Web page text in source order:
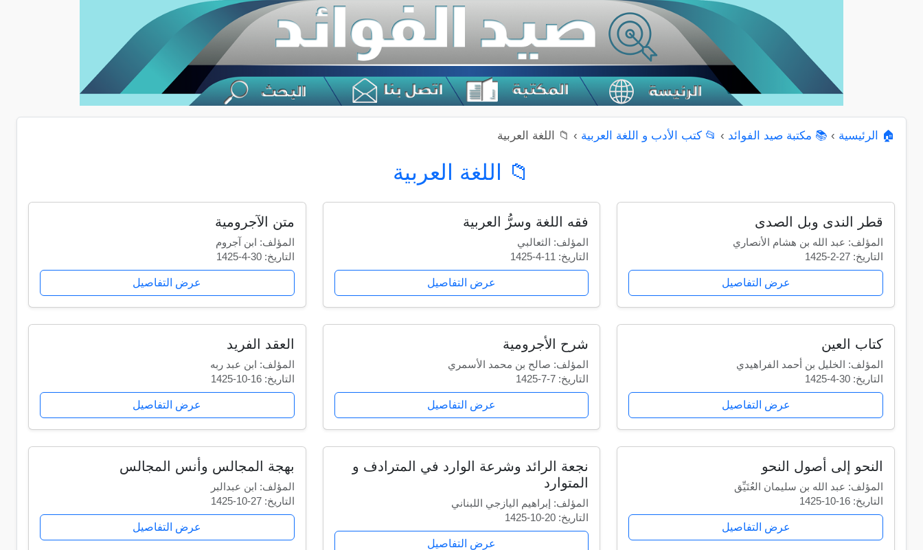
🏠 الرئيسية › 📚 مكتبة صيد الفوائد › 📂 كتب الأدب و اللغة العربية › 📁 اللغة العربية
📁 اللغة العربية
قطر الندى وبل الصدى
المؤلف: عبد الله بن هشام الأنصاري
التاريخ: 27-2-1425
عرض التفاصيل
فقه اللغة وسرُّ العربية
المؤلف: الثعالبي
التاريخ: 11-4-1425
عرض التفاصيل
متن الآجرومية
المؤلف: ابن آجروم
التاريخ: 30-4-1425
عرض التفاصيل
كتاب العين
المؤلف: الخليل بن أحمد الفراهيدي
التاريخ: 30-4-1425
عرض التفاصيل
شرح الأجرومية
المؤلف: صالح بن محمد الأسمري
التاريخ: 7-7-1425
عرض التفاصيل
العقد الفريد
المؤلف: ابن عبد ربه
التاريخ: 16-10-1425
عرض التفاصيل
النحو إلى أصول النحو
المؤلف: عبد الله بن سليمان العُتَيِّق
التاريخ: 16-10-1425
عرض التفاصيل
نجعة الرائد وشرعة الوارد في المترادف و
المتوارد
المؤلف: إبراهيم اليازجي اللبناني
التاريخ: 20-10-1425
عرض التفاصيل
بهجة المجالس وأنس المجالس
المؤلف: ابن عبدالبر
التاريخ: 27-10-1425
عرض التفاصيل